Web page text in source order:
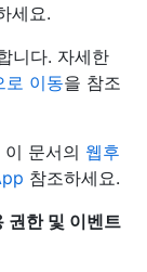
세요.
니다. 자세한
이동을 참조
문서의 웹후
참조하세요.
권한 및 이벤트